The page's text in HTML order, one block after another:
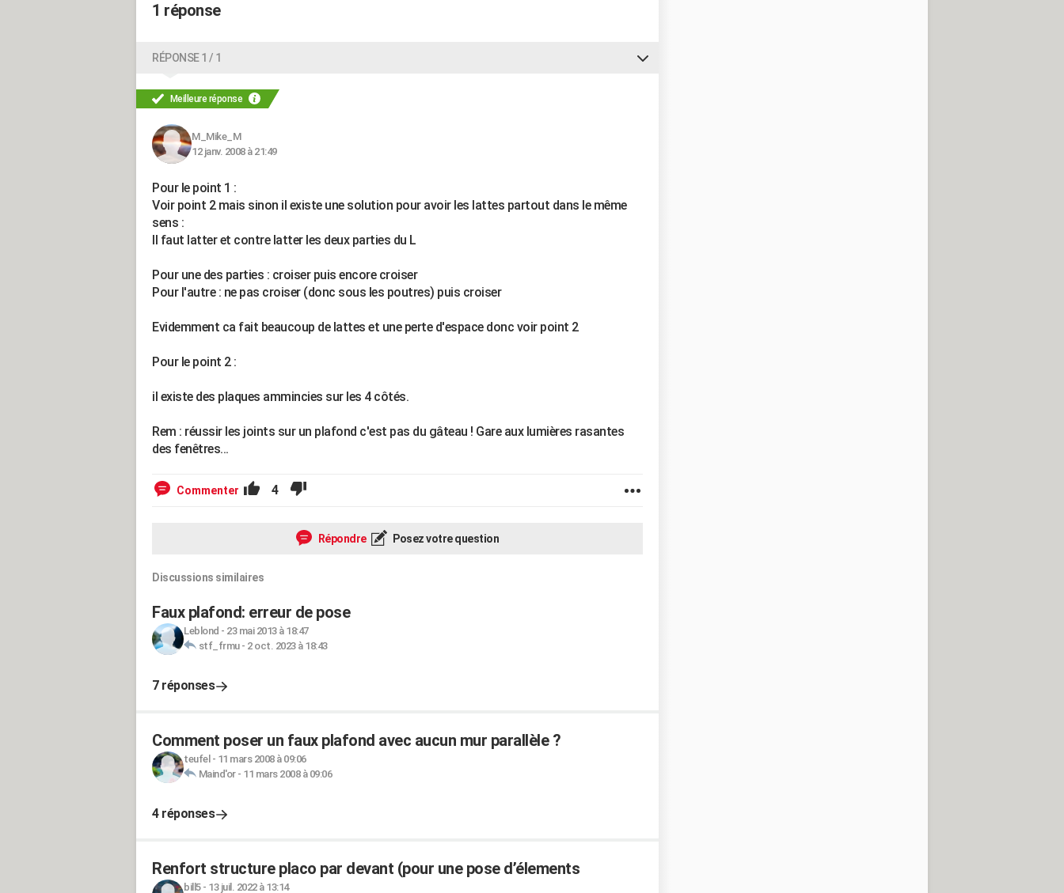
1 réponse
RÉPONSE 1 / 1
Meilleure réponse
M_Mike_M
12 janv. 2008 à 21:49
Pour le point 1 :
Voir point 2 mais sinon il existe une solution pour avoir les lattes partout dans le même
sens :
Il faut latter et contre latter les deux parties du L
Pour une des parties : croiser puis encore croiser
Pour l'autre : ne pas croiser (donc sous les poutres) puis croiser
Evidemment ca fait beaucoup de lattes et une perte d'espace donc voir point 2
Pour le point 2 :
il existe des plaques ammincies sur les 4 côtés.
Rem : réussir les joints sur un plafond c'est pas du gâteau ! Gare aux lumières rasantes
des fenêtres...
Commenter 4
Répondre Posez votre question
Discussions similaires
Faux plafond: erreur de pose
Leblond - 23 mai 2013 à 18:47
stf_frmu- 2 oct. 2023 à 18:43
7 réponses
Comment poser un faux plafond avec aucun mur parallèle ?
teufel - 11 mars 2008 à 09:06
Maind'or- 11 mars 2008 à 09:06
4 réponses
Renfort structure placo par devant (pour une pose d’élements
bill5- 13 juil. 2022 à 13:14